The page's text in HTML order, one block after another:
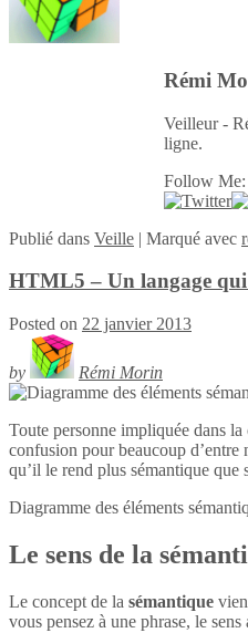
Rémi
Veilleur -
ligne.
Follow Me:
Publié dans Veille | Marqué avec
HTML5 – Un langage qui
Posted on 22 janvier 2013
by Rémi Morin
Toute personne impliquée dans
confusion pour beaucoup
qu’il le rend plus sémantique que
Diagramme des éléments
Le sens de la
Le concept de la sémantique
vous pensez à une phrase, le